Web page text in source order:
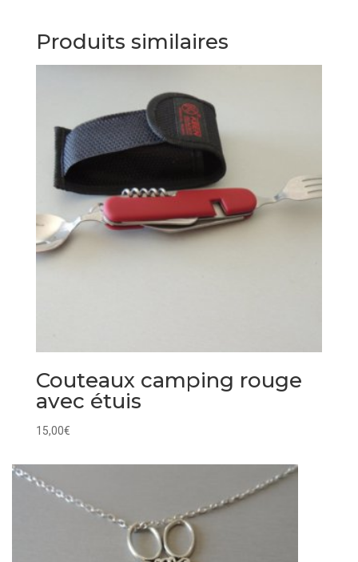
Produits similaires
Couteaux camping rouge
avec étuis
15,00€